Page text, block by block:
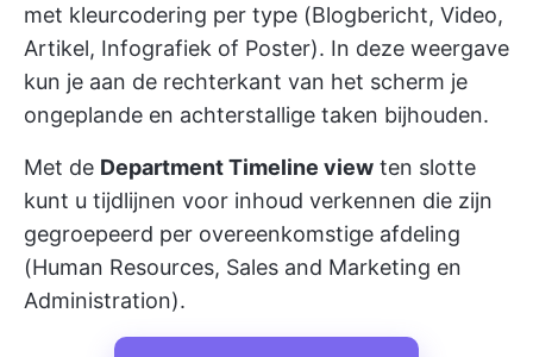
met kleurcodering per type (Blogbericht, Video,
Artikel, Infografiek of Poster). In deze weergave
kun je aan de rechterkant van het scherm je
ongeplande en achterstallige taken bijhouden.
Met de Department Timeline view ten slotte
kunt u tijdlijnen voor inhoud verkennen die zijn
gegroepeerd per overeenkomstige afdeling
(Human Resources, Sales and Marketing en
Administration).